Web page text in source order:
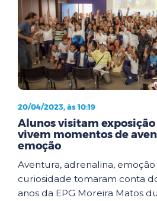
20/04/2023, às 10:19
Alunos visitam
vivem momentos de
emoção
Aventura, adrenalina,
curiosidade tomaram conta
anos da EPG Moreira Matos